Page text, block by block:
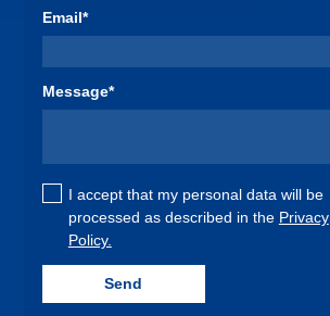
Email*
Message*
I accept that my personal data will be
processed as described in the Privacy
Policy.